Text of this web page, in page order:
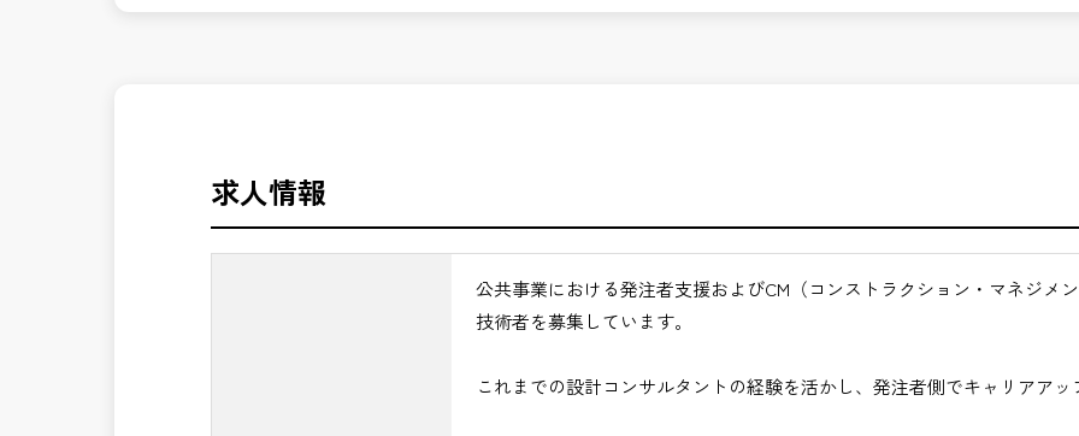
現場経験を活かし、発注者側でより上流のマネジメントに挑戦できます。
・品質・工程・コストを総合的に判断する高度な技術者として成長できる
・公共インフラ整備を支える社会貢献性の高い仕事
■勤務地について、ご希望のある方は別途ご相談ください。
（東北地方、関東地方、中部地方、近畿地方など）
■発注者支援業務＜希望する業務をお選びください。＞
求人情報
公共事業における発注者支援およびCM（コンストラクション・マネジメ
技術者を募集しています。
これまでの設計コンサルタントの経験を活かし、発注者側でキャリアア